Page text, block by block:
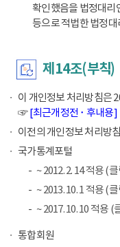
확인했음을 법정대리
등으로 적법한 법정
제14조(부칙)
이 개인정보 처리방침은
☞[최근개정전 ･ 후내용]
이전의 개인정보 처리방
국가통계포털
~ 2012. 2. 14 적용 (
~ 2013. 10. 1 적용 (
~ 2017. 10. 10 적용 (
통합회원